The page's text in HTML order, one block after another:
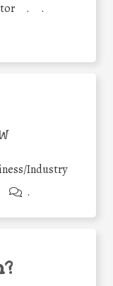
.
.
Industry
.